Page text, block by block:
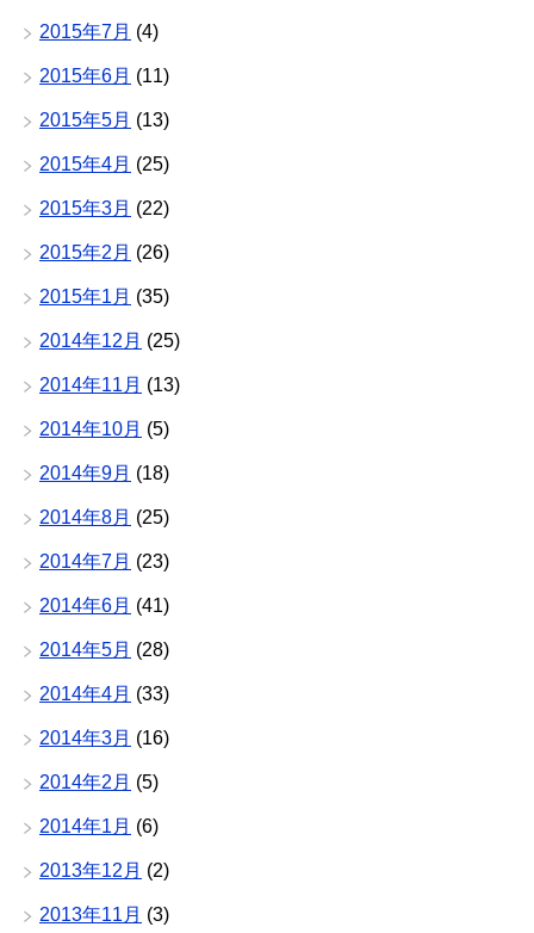
2015年7月 (4)
2015年6月 (11)
2015年5月 (13)
2015年4月 (25)
2015年3月 (22)
2015年2月 (26)
2015年1月 (35)
2014年12月 (25)
2014年11月 (13)
2014年10月 (5)
2014年9月 (18)
2014年8月 (25)
2014年7月 (23)
2014年6月 (41)
2014年5月 (28)
2014年4月 (33)
2014年3月 (16)
2014年2月 (5)
2014年1月 (6)
2013年12月 (2)
2013年11月 (3)